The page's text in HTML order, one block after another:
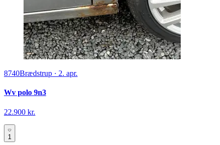
8740Brædstrup · 2. apr.
Wv polo 9n3
22.900 kr.
1